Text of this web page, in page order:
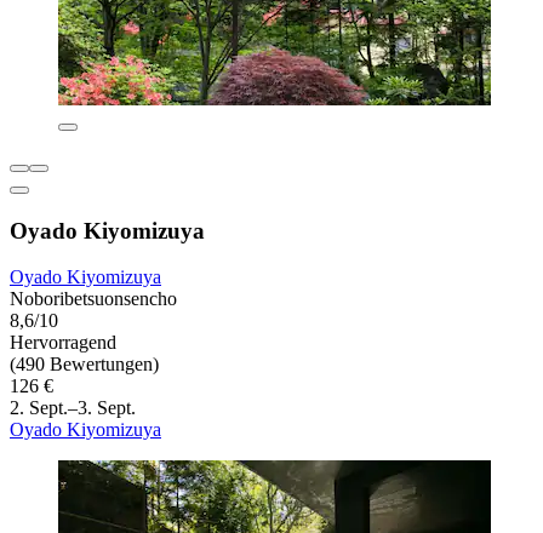
Oyado Kiyomizuya
Oyado Kiyomizuya
Noboribetsuonsencho
8,6/10
Hervorragend
(490 Bewertungen)
126 €
2. Sept.–3. Sept.
Oyado Kiyomizuya